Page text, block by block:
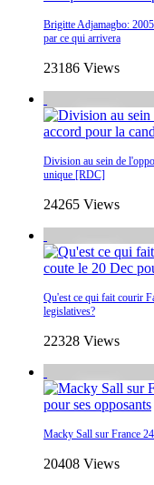
Brigitte Adjamagbo:
par ce qui arrivera
23186 Views
Division au sein de
unique [RDC]
24265 Views
Qu'est ce qui fait courir
legislatives?
22328 Views
Macky Sall sur France
20408 Views